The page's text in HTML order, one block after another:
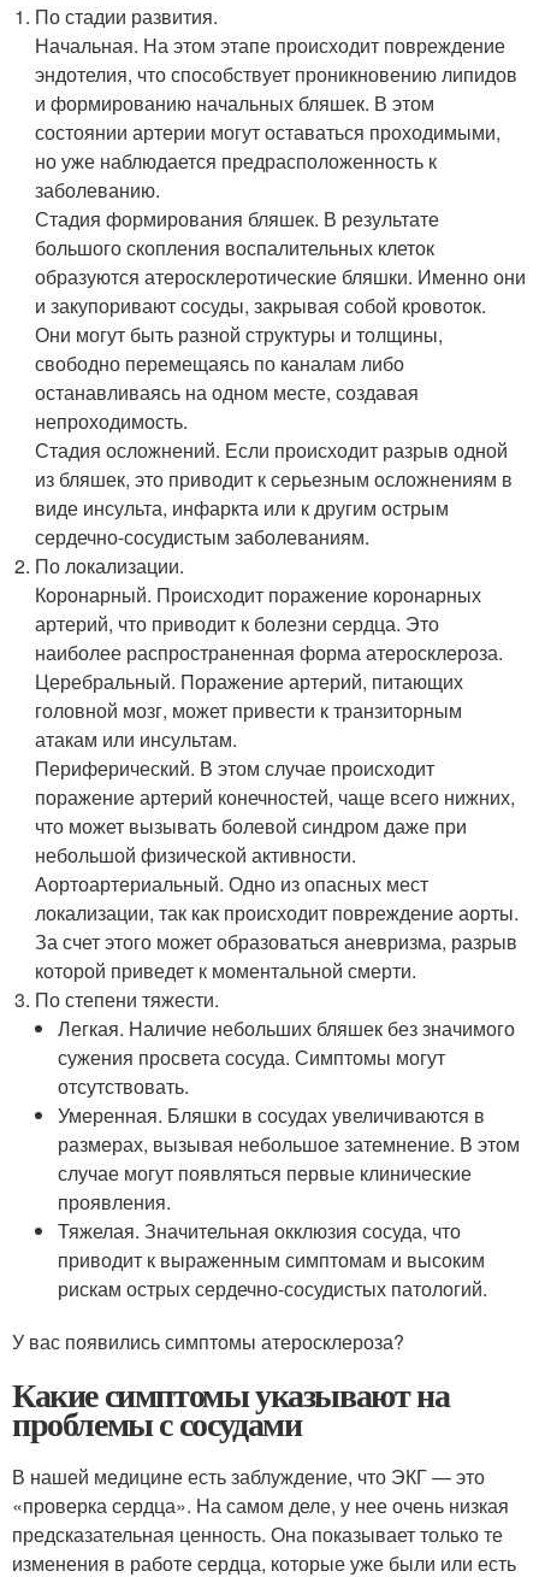
По стадии развития.
Начальная. На этом этапе происходит повреждение
эндотелия, что способствует проникновению липидов
и формированию начальных бляшек. В этом
состоянии артерии могут оставаться проходимыми,
но уже наблюдается предрасположенность к
заболеванию.
Стадия формирования бляшек. В результате
большого скопления воспалительных клеток
образуются атеросклеротические бляшки. Именно они
и закупоривают сосуды, закрывая собой кровоток.
Они могут быть разной структуры и толщины,
свободно перемещаясь по каналам либо
останавливаясь на одном месте, создавая
непроходимость.
Стадия осложнений. Если происходит разрыв одной
из бляшек, это приводит к серьезным осложнениям в
виде инсульта, инфаркта или к другим острым
сердечно-сосудистым заболеваниям.
По локализации.
Коронарный. Происходит поражение коронарных
артерий, что приводит к болезни сердца. Это
наиболее распространенная форма атеросклероза.
Церебральный. Поражение артерий, питающих
головной мозг, может привести к транзиторным
атакам или инсультам.
Периферический. В этом случае происходит
поражение артерий конечностей, чаще всего нижних,
что может вызывать болевой синдром даже при
небольшой физической активности.
Аортоартериальный. Одно из опасных мест
локализации, так как происходит повреждение аорты.
За счет этого может образоваться аневризма, разрыв
которой приведет к моментальной смерти.
По степени тяжести.
Легкая. Наличие небольших бляшек без значимого
сужения просвета сосуда. Симптомы могут
отсутствовать.
Умеренная. Бляшки в сосудах увеличиваются в
размерах, вызывая небольшое затемнение. В этом
случае могут появляться первые клинические
проявления.
Тяжелая. Значительная окклюзия сосуда, что
приводит к выраженным симптомам и высоким
рискам острых сердечно-сосудистых патологий.
У вас появились симптомы атеросклероза?
Какие симптомы указывают на
проблемы с сосудами
В нашей медицине есть заблуждение, что ЭКГ — это
«проверка сердца». На самом деле, у нее очень низкая
предсказательная ценность. Она показывает только те
изменения в работе сердца, которые уже были или есть